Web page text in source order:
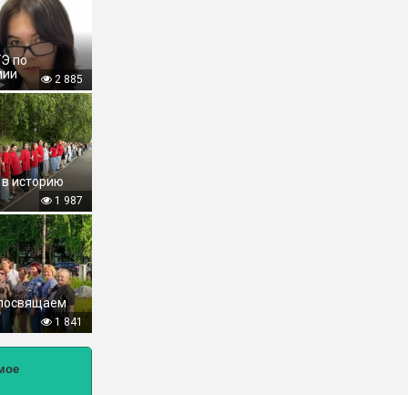
по
2 885
историю
1 987
1 841